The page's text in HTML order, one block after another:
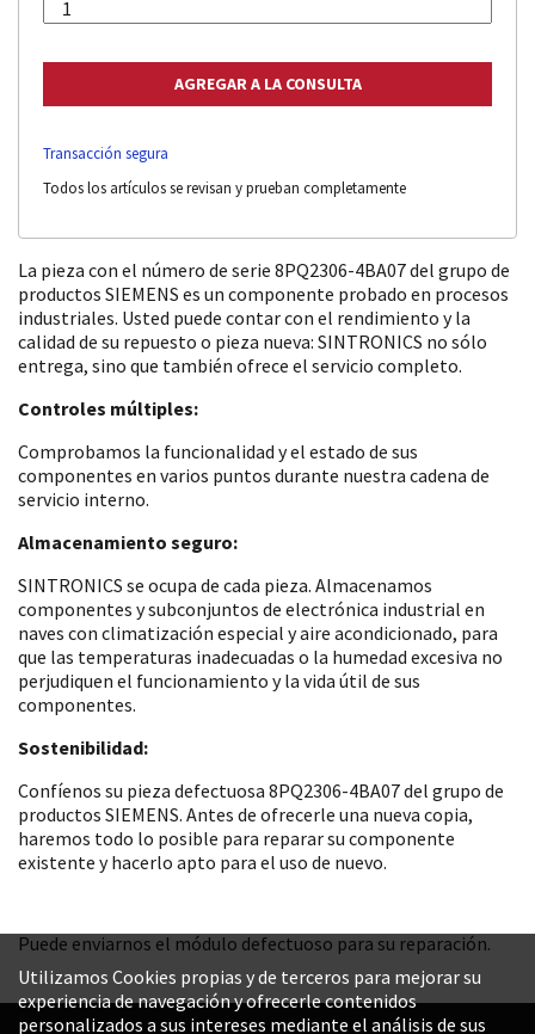
Transacción segura
Todos los artículos se revisan y prueban completamente
La pieza con el número de serie 8PQ2306-4BA07 del grupo de
productos SIEMENS es un componente probado en procesos
industriales. Usted puede contar con el rendimiento y la
calidad de su repuesto o pieza nueva: SINTRONICS no sólo
entrega, sino que también ofrece el servicio completo.
Controles múltiples:
Comprobamos la funcionalidad y el estado de sus
componentes en varios puntos durante nuestra cadena de
servicio interno.
Almacenamiento seguro:
SINTRONICS se ocupa de cada pieza. Almacenamos
componentes y subconjuntos de electrónica industrial en
naves con climatización especial y aire acondicionado, para
que las temperaturas inadecuadas o la humedad excesiva no
perjudiquen el funcionamiento y la vida útil de sus
componentes.
Sostenibilidad:
Confíenos su pieza defectuosa 8PQ2306-4BA07 del grupo de
productos SIEMENS. Antes de ofrecerle una nueva copia,
haremos todo lo posible para reparar su componente
existente y hacerlo apto para el uso de nuevo.
Puede enviarnos el módulo defectuoso para su reparación.
Utilizamos Cookies propias y de terceros para mejorar su
experiencia de navegación y ofrecerle contenidos
personalizados a sus intereses mediante el análisis de sus